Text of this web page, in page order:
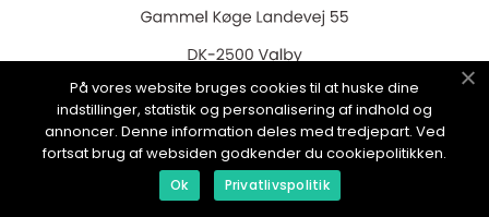
web:www.klikko.dk
På vores website bruges cookies til at huske dine
indstillinger, statistik og personalisering af indhold og
annoncer. Denne information deles med tredjepart. Ved
fortsat brug af websiden godkender du cookiepolitikken.
Ok Privatlivspolitik